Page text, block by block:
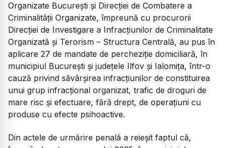
Organizate București și Direcției de Combatere a
Criminalității Organizate, împreună cu procurorii
Direcției de Investigare a Infracțiunilor de Criminalitate
Organizată și Terorism – Structura Centrală, au pus în
aplicare 27 de mandate de percheziție domiciliară, în
municipiul București și județele Ilfov și Ialomița, într-o
cauză privind săvârșirea infracțiunilor de constituirea
unui grup infracțional organizat, trafic de droguri de
mare risc și efectuare, fără drept, de operațiuni cu
produse cu efecte psihoactive.
Din actele de urmărire penală a reieșit faptul că,